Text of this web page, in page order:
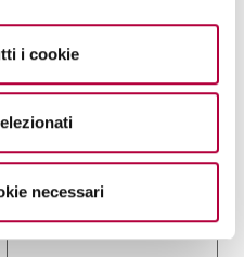
i cookie
necessari
Sono interessato/a a:*
Richiesta